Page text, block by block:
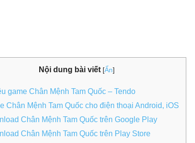
Nội dung bài viết [Ẩn]
game Chân Mệnh Tam Quốc – Tendo
Chân Mệnh Tam Quốc cho điện thoại Android, iOS
Chân Mệnh Tam Quốc trên Google Play
Chân Mệnh Tam Quốc trên Play Store